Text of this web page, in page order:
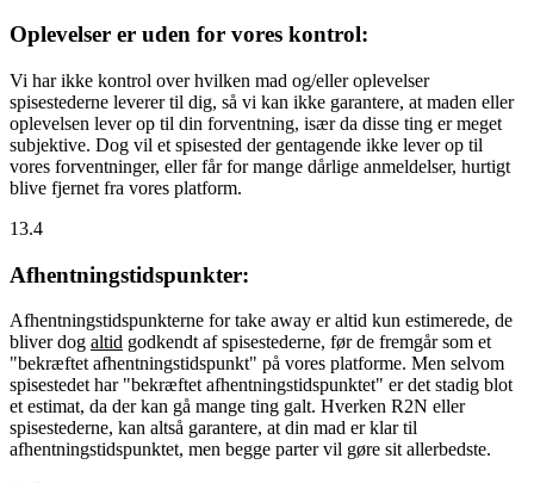
Oplevelser er uden for vores kontrol:
Vi har ikke kontrol over hvilken mad og/eller oplevelser
spisestederne leverer til dig, så vi kan ikke garantere, at maden eller
oplevelsen lever op til din forventning, især da disse ting er meget
subjektive. Dog vil et spisested der gentagende ikke lever op til
vores forventninger, eller får for mange dårlige anmeldelser, hurtigt
blive fjernet fra vores platform.
13.4
Afhentningstidspunkter:
Afhentningstidspunkterne for take away er altid kun estimerede, de
bliver dog altid godkendt af spisestederne, før de fremgår som et
"bekræftet afhentningstidspunkt" på vores platforme. Men selvom
spisestedet har "bekræftet afhentningstidspunktet" er det stadig blot
et estimat, da der kan gå mange ting galt. Hverken R2N eller
spisestederne, kan altså garantere, at din mad er klar til
afhentningstidspunktet, men begge parter vil gøre sit allerbedste.